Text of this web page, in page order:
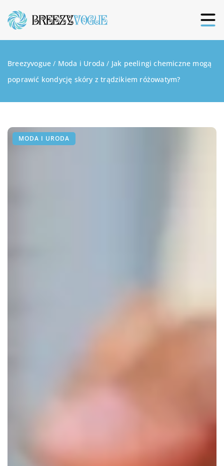
Breezyvogue / Moda i Uroda / Jak peelingi chemiczne mogą
poprawić kondycję skóry z trądzikiem różowatym?
MODA I URODA